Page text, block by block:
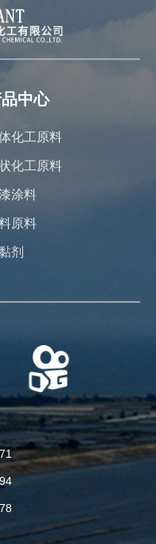
5328871
5322194
中心
化工原料
化工原料
涂料
原料
剂